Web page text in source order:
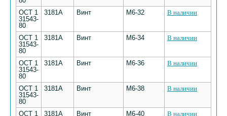
ОСТ 1
31543-
80
3181А Винт М6-32 В наличии
ОСТ 1
31543-
80
3181А Винт М6-34 В наличии
ОСТ 1
31543-
80
3181А Винт М6-36 В наличии
ОСТ 1
31543-
80
3181А Винт М6-38 В наличии
ОСТ 1
3181А Винт М6-40 В наличии